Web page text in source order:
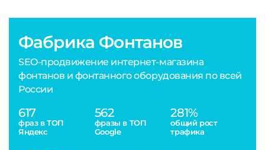
Фабрика Фонтанов
SEO-продвижение интернет-магазина
фонтанов и фонтанного оборудования по всей
России
617
фраз в ТОП
Яндекс
562
фразы в ТОП
Google
281%
общий рост
трафика